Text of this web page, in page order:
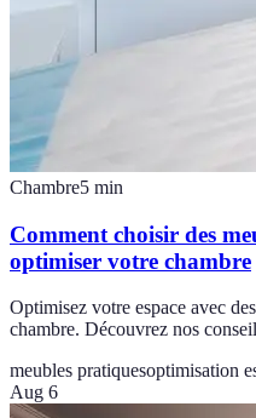
Chambre5 min
Comment choisir des
optimiser votre chambre
Optimisez votre espace avec
chambre. Découvrez nos
meubles pratiquesoptimisation
Aug 6